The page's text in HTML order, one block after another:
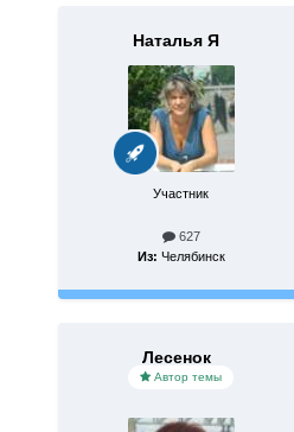
Наталья Я
Участник
627
Из: Челябинск
Лесенок
Автор темы